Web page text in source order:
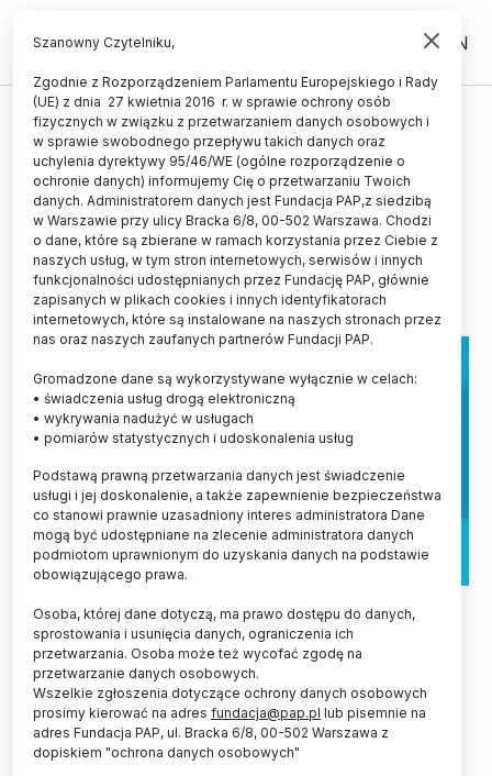
PL EN
POPULARYZACJA
Warsztaty nt. popularyzacji i
komunikacji nauki w Polsce – 25
maja w Gliwicach
24.04.2026
aktualizacja: 24.04.2026
2 minuty czytania
Kwestie związane z komunikacją i popularyzacją
nauki od lat prowokują pytania, m.in. o najlepsze
metody i ich skuteczność. Okazją do dyskusji na
ten temat będąwarsztaty „Popularyzacja i
komunikacja nauki w Polsce – szanse i wyzwania”
które 25 maja odbędą się w Gliwicach.
Szanowny Czytelniku,
Zgodnie z Rozporządzeniem Parlamentu Europejskiego i Rady
(UE) z dnia 27 kwietnia 2016 r. w sprawie ochrony osób
fizycznych w związku z przetwarzaniem danych osobowych i
w sprawie swobodnego przepływu takich danych oraz
uchylenia dyrektywy 95/46/WE (ogólne rozporządzenie o
ochronie danych) informujemy Cię o przetwarzaniu Twoich
danych. Administratorem danych jest Fundacja PAP,z siedzibą
w Warszawie przy ulicy Bracka 6/8, 00-502 Warszawa. Chodzi
o dane, które są zbierane w ramach korzystania przez Ciebie z
naszych usług, w tym stron internetowych, serwisów i innych
funkcjonalności udostępnianych przez Fundację PAP, głównie
zapisanych w plikach cookies i innych identyfikatorach
internetowych, które są instalowane na naszych stronach przez
nas oraz naszych zaufanych partnerów Fundacji PAP.
Gromadzone dane są wykorzystywane wyłącznie w celach:
• świadczenia usług drogą elektroniczną
• wykrywania nadużyć w usługach
• pomiarów statystycznych i udoskonalenia usług
Podstawą prawną przetwarzania danych jest świadczenie
usługi i jej doskonalenie, a także zapewnienie bezpieczeństwa
co stanowi prawnie uzasadniony interes administratora Dane
mogą być udostępniane na zlecenie administratora danych
podmiotom uprawnionym do uzyskania danych na podstawie
obowiązującego prawa.
Osoba, której dane dotyczą, ma prawo dostępu do danych,
sprostowania i usunięcia danych, ograniczenia ich
przetwarzania. Osoba może też wycofać zgodę na
przetwarzanie danych osobowych.
Wszelkie zgłoszenia dotyczące ochrony danych osobowych
prosimy kierować na adres fundacja@pap.pl lub pisemnie na
adres Fundacja PAP, ul. Bracka 6/8, 00-502 Warszawa z
dopiskiem "ochrona danych osobowych"